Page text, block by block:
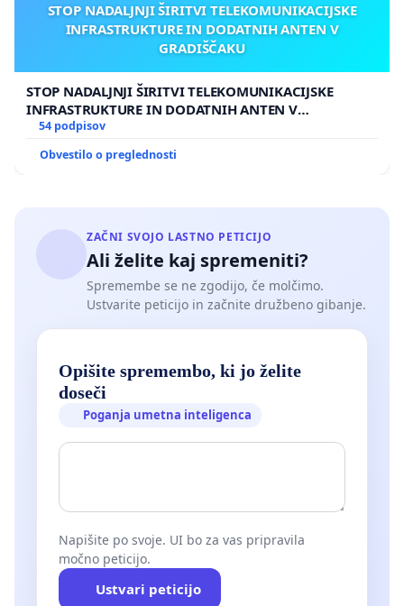
STOP NADALJNJI ŠIRITVI TELEKOMUNIKACIJSKE
INFRASTRUKTURE IN DODATNIH ANTEN V
GRADIŠČAKU
STOP NADALJNJI ŠIRITVI TELEKOMUNIKACIJSKE
INFRASTRUKTURE IN DODATNIH ANTEN V
GRADIŠČAKU
54 podpisov
Obvestilo o preglednosti
ZAČNI SVOJO LASTNO PETICIJO
Ali želite kaj spremeniti?
Spremembe se ne zgodijo, če molčimo.
Ustvarite peticijo in začnite družbeno gibanje.
Opišite spremembo, ki jo želite
doseči
Poganja umetna inteligenca
Napišite po svoje. UI bo za vas pripravila
močno peticijo.
Ustvari peticijo